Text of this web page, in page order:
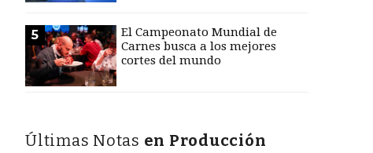
5
El Campeonato Mundial de
Carnes busca a los mejores
cortes del mundo
Últimas Notas en Producción